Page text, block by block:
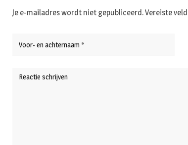
Je e-mailadres wordt niet gepubliceerd.Vereiste